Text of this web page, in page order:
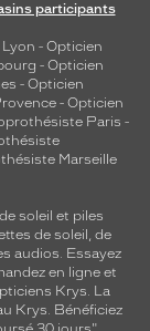
participants
- Opticien
- Opticien
- Opticien
- Opticien
Paris -
Marseille
soleil et piles
de soleil, de
audios. Essayez
en ligne et
Krys. La
Krys. Bénéficiez